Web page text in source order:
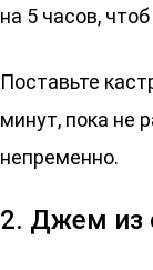
на 5 часов,
Поставьте
минут, пока не
непременно.
2. Джем из